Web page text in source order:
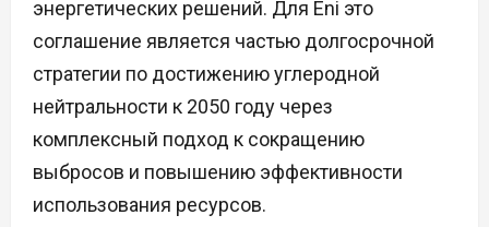
энергетических решений. Для Eni это
соглашение является частью долгосрочной
стратегии по достижению углеродной
нейтральности к 2050 году через
комплексный подход к сокращению
выбросов и повышению эффективности
использования ресурсов.